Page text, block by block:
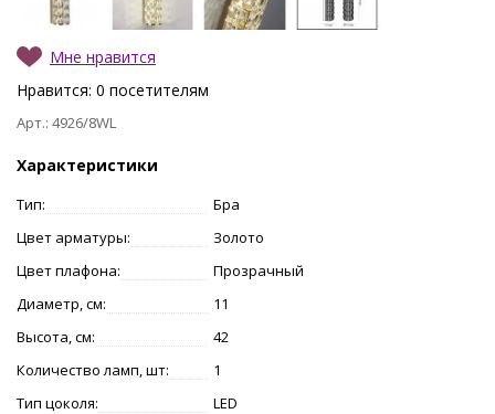
Мне нравится
Нравится: 0 посетителям
Арт.: 4926/8WL
Характеристики
Тип:
Бра
Цвет арматуры:
Золото
Цвет плафона:
Прозрачный
Диаметр, см:
11
Высота, см:
42
Количество ламп, шт:
1
Тип цоколя:
LED